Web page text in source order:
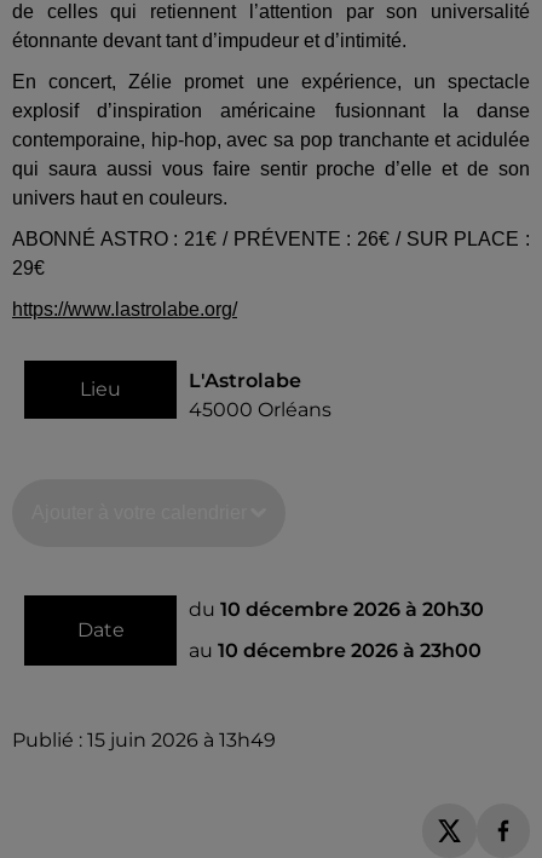
de celles qui retiennent l’attention par son universalité
étonnante devant tant d’impudeur et d’intimité.
En concert, Zélie promet une expérience, un spectacle
explosif d’inspiration américaine fusionnant la danse
contemporaine, hip-hop, avec sa pop tranchante et acidulée
qui saura aussi vous faire sentir proche d’elle et de son
univers haut en couleurs.
ABONNÉ ASTRO : 21€ / PRÉVENTE : 26€ / SUR PLACE :
29€
https://www.lastrolabe.org/
Lieu
L'Astrolabe
45000 Orléans
Date
du 10 décembre 2026 à 20h30
au 10 décembre 2026 à 23h00
Publié : 15 juin 2026 à 13h49